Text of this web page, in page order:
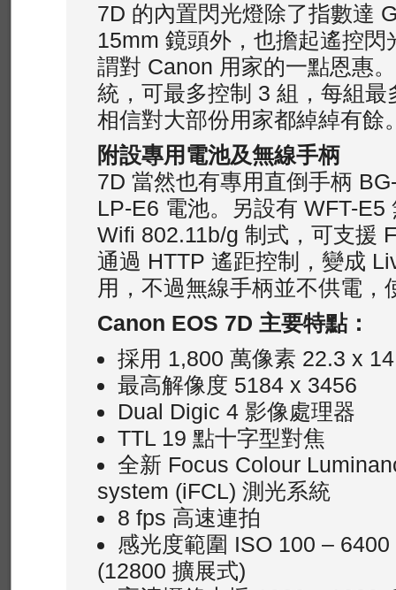
7D 的內置閃光燈除了指數達
15mm 鏡頭外，也擔起遙控閃
謂對 Canon 用家的一點恩惠
統，可最多控制 3 組，每組最
相信對大部份用家都綽綽有餘
附設專用電池及無線手柄
7D 當然也有專用直倒手柄
LP-E6 電池。另設有 WFT-E5
Wifi 802.11b/g 制式，可支援
通過 HTTP 遙距控制，變成
用，不過無線手柄並不供電，
Canon EOS 7D 主要特點：
採用 1,800 萬像素 22.3 x
最高解像度 5184 x 3456
Dual Digic 4 影像處理器
TTL 19 點十字型對焦
全新 Focus Colour
system (iFCL) 測光系統
8 fps 高速連拍
感光度範圍 ISO 100 –
(12800 擴展式)